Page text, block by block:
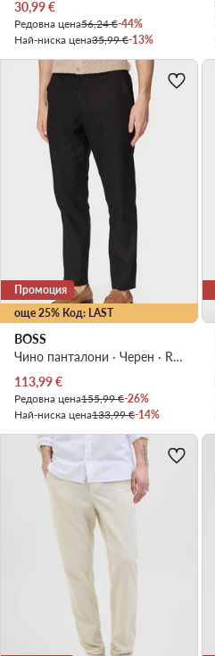
Актуална цена
30,99€
Редовна цена56,24 €-44%
Най-ниска цена35,99 €-13%
още 25% Код: LAST
Промоция
BOSS
Чино панталони · Черен · Regular Fit
Актуална цена
113,99€
Редовна цена155,99 €-26%
Най-ниска цена133,99 €-14%